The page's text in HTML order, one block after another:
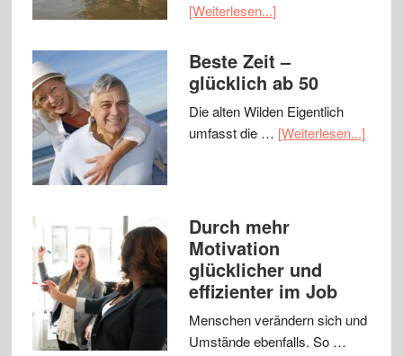
[Weiterlesen...]
Beste Zeit –
glücklich ab 50
Die alten Wilden Eigentlich
umfasst die … [Weiterlesen...]
Durch mehr
Motivation
glücklicher und
effizienter im Job
Menschen verändern sich und
Umstände ebenfalls. So …